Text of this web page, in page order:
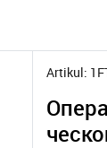
Artikul: